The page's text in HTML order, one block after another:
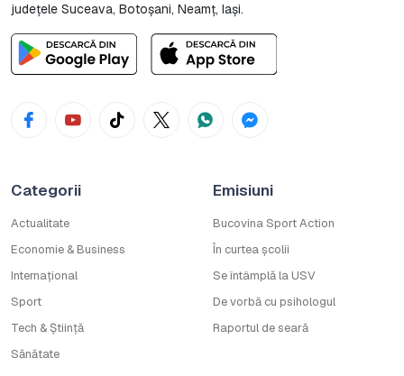
județele Suceava, Botoşani, Neamț, Iași.
Categorii
Actualitate
Economie & Business
Internațional
Sport
Tech & Știință
Sănătate
Emisiuni
Bucovina Sport Action
În curtea școlii
Se întâmplă la USV
De vorbă cu psihologul
Raportul de seară